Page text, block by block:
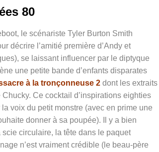
80
le scénariste Tyler Burton Smith
décrire l’amitié première d’Andy et
se laissant influencer par le diptyque
une petite bande d’enfants disparates
à la tronçonneuse 2 dont les extraits
Ce cocktail d’inspirations eighties
voix du petit monstre (avec en prime une
donner à sa poupée). Il y a bien
scie circulaire, la tête dans le paquet
n’est vraiment crédible (le beau-père